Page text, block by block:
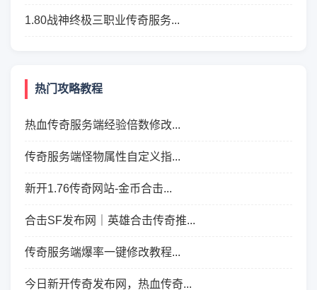
1.80战神终极三职业传奇服务...
热门攻略教程
热血传奇服务端经验倍数修改...
传奇服务端怪物属性自定义指...
新开1.76传奇网站-金币合击...
合击SF发布网｜英雄合击传奇推...
传奇服务端爆率一键修改教程...
今日新开传奇发布网，热血传奇...